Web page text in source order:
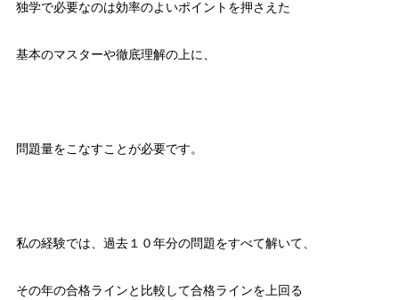
独学で必要なのは効率のよいポイントを押さえた
基本のマスターや徹底理解の上に、
問題量をこなすことが必要です。
私の経験では、過去１０年分の問題をすべて解いて、
その年の合格ラインと比較して合格ラインを上回る